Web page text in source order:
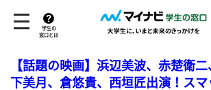
学生の
窓口とは
【話題の映画】浜辺美波、赤楚衛
下美月、倉悠貴、西垣匠出演！ス